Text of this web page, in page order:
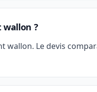
wallon ?
wallon. Le devis